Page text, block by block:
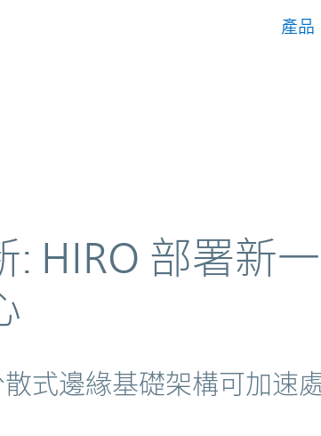
產品
型資料中心
: HIRO 部署新
式邊緣基礎架構可加速